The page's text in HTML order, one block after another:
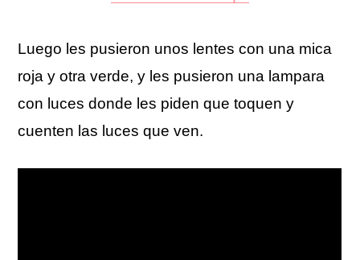
Luego les pusieron unos lentes con una mica
roja y otra verde, y les pusieron una lampara
con luces donde les piden que toquen y
cuenten las luces que ven.